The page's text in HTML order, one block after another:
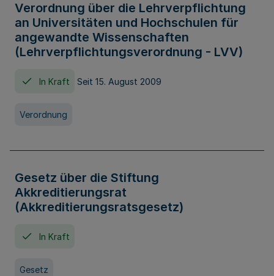
Verordnung über die Lehrverpflichtung
an Universitäten und Hochschulen für
angewandte Wissenschaften
(Lehrverpflichtungsverordnung - LVV)
In Kraft Seit 15. August 2009
Verordnung
Gesetz über die Stiftung
Akkreditierungsrat
(Akkreditierungsratsgesetz)
In Kraft
Gesetz